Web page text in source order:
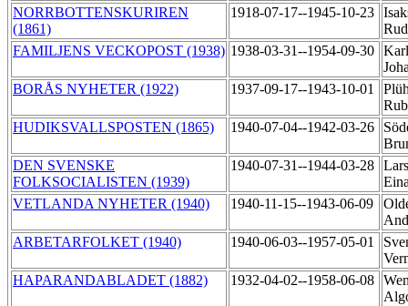
NORRBOTTENSKURIREN
(1861)
1918-07-17--1945-10-23
FAMILJENS VECKOPOST (1938) 1938-03-31--1954-09-30
BORÅS NYHETER (1922)
1937-09-17--1943-10-01
HUDIKSVALLSPOSTEN (1865)
1940-07-04--1942-03-26
DEN SVENSKE
FOLKSOCIALISTEN (1939)
1940-07-31--1944-03-28
VETLANDA NYHETER (1940)
1940-11-15--1943-06-09
ARBETARFOLKET (1940)
1940-06-03--1957-05-01
HAPARANDABLADET (1882)
1932-04-02--1958-06-08